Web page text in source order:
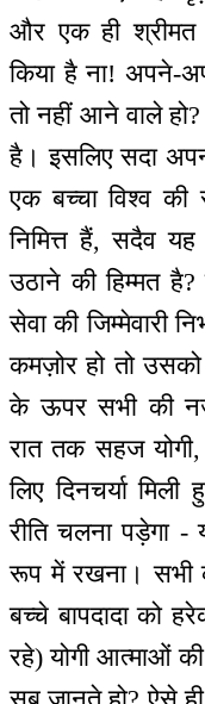
और एक ही
किया है ना! अपने-
तो नहीं आने वाले
है। इसलिए सदा
एक बच्चा विश्व की
निमित्त हैं, सदैव यह
उठाने की हिम्मत
सेवा की जिम्मेवारी
कमज़ोर हो तो
के ऊपर सभी की
रात तक सहज
लिए दिनचर्या
रीति चलना
रूप में रखना। सभी
बच्चे बापदादा को
रहे) योगी आत्माओं